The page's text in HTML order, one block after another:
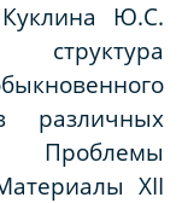
Ю.С.
Проблемы
XII